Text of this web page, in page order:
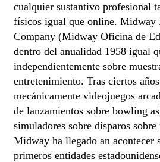
cualquier sustantivo profesional
físicos igual que online. Midway
Company (Midway Oficina de
dentro del anualidad 1958 igual
independientemente sobre
entretenimiento. Tras ciertos
mecánicamente videojuegos
de lanzamientos sobre bowling
simuladores sobre disparos
Midway ha llegado an acontecer
primeros entidades